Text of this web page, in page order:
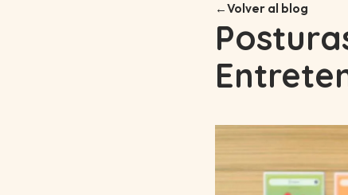
Volver al blog